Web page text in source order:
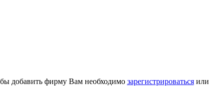
добавить фирму Вам необходимо зарегистрироватьсяили